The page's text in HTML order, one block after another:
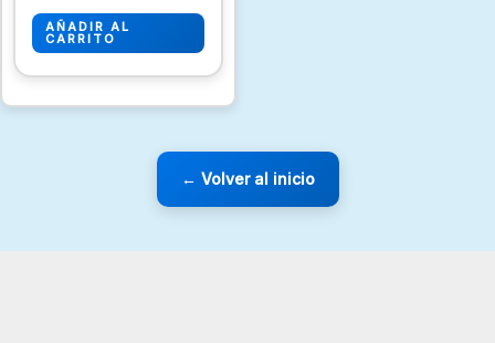
AÑADIR AL
CARRITO
← Volver al inicio